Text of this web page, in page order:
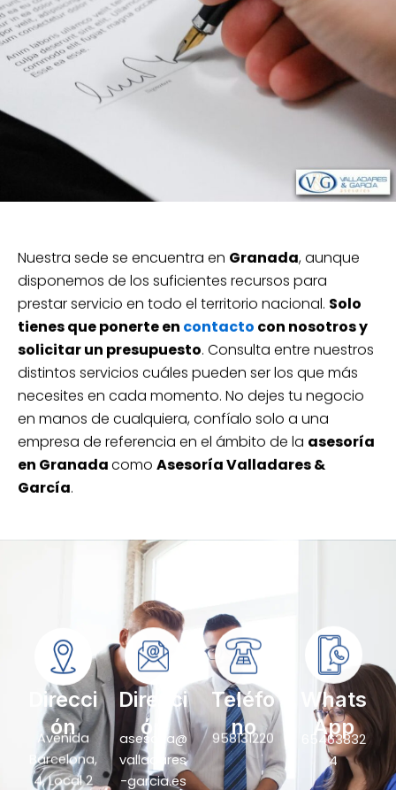
Nuestra sede se encuentra en Granada, aunque
disponemos de los suficientes recursos para
prestar servicio en todo el territorio nacional. Solo
tienes que ponerte en contacto con nosotros y
solicitar un presupuesto. Consulta entre nuestros
distintos servicios cuáles pueden ser los que más
necesites en cada momento. No dejes tu negocio
en manos de cualquiera, confíalo solo a una
empresa de referencia en el ámbito de la asesoría
en Granadacomo Asesoría Valladares &
García.
Direcci
ón
Avenida
Barcelona,
4, Local 2
Direcci
ón
asesoria@
valladares
-garcia.es
Teléfo
no
958131220
Whats
App
65463832
4